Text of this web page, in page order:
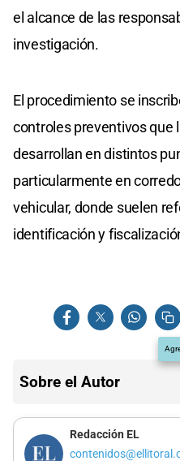
el alcance de las
investigación.
El procedimiento se
controles preventivos que
desarrollan en distintos
particularmente en
vehicular, donde suelen
identificación y
Sobre el Autor
Redacción EL